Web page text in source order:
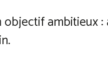
objectif ambitieux